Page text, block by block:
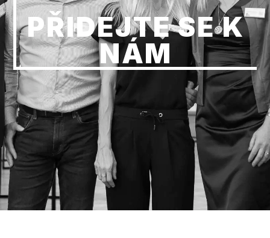
PŘIDEJTE SE K
NÁM